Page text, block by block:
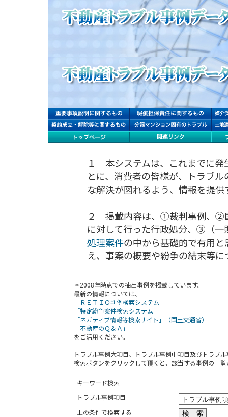
１ 本システムは、これまでに発
とに、消費者の皆様が、トラブ
な解決が図れるよう、情報を提供
２ 掲載内容は、①裁判事例、②
に対して行った行政処分、③（
処理案件の中から基礎的で有用
え、事案の概要や紛争の結末等
＊2008年時点での抽出事例を掲載しています。
最新の情報については、
「ＲＥＴＩＯ判例検索システム」
「特定紛争案件検索システム」
「ネガティブ情報等検索サイト」（国土交通省）
「不動産のＱ＆Ａ」
をご活用ください。
トラブル事例大項目、トラブル事例中項目及びトラブ
検索ボタンをクリックして頂くと、該当する事例の一
キーワード検索
トラブル事例項目
上の条件で検索する